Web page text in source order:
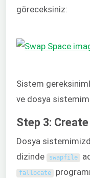
göreceksiniz:
Sistem
ve dosya
Step 3:
Dosya
dizinde
swapfile
fallocate